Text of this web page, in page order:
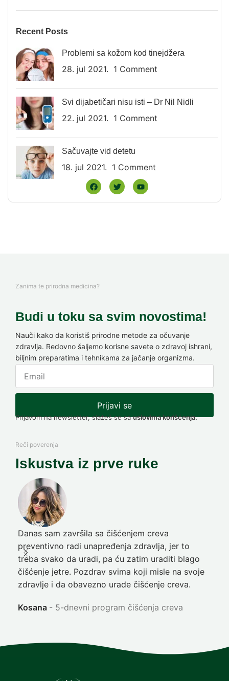
Recent Posts
Problemi sa kožom kod tinejdžera
28. jul 2021. 1 Comment
Svi dijabetičari nisu isti – Dr Nil Nidli
22. jul 2021. 1 Comment
Sačuvajte vid detetu
18. jul 2021. 1 Comment
Zanima te prirodna medicina?
Budi u toku sa svim novostima!
Nauči kako da koristiš prirodne metode za očuvanje
zdravlja. Redovno šaljemo korisne savete o zdravoj ishrani,
biljnim preparatima i tehnikama za jačanje organizma.
Prijavi se
Prijavom na newsletter, slažeš se sauslovima korišćenja.
Reči poverenja
Iskustva iz prve ruke
Danas sam završila sa čišćenjem creva
preventivno radi unapređenja zdravlja, jer to
treba svako da uradi, pa ću zatim uraditi blago
čišćenje jetre. Pozdrav svima koji misle na svoje
zdravlje i da obavezno urade čišćenje creva.
Kosana 5-dnevni program čišćenja creva